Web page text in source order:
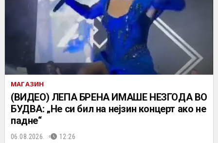
МАГАЗИН
(ВИДЕО) ЛЕПА БРЕНА ИМАШЕ НЕЗГОДА ВО
БУДВА: „Не си бил на нејзин концерт ако не
падне“
06.08.2026. 12:26